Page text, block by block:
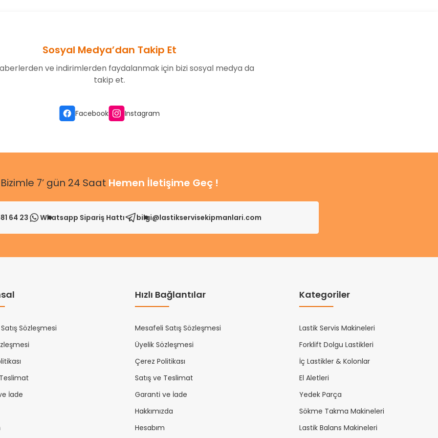
Gönder
Sosyal Medya’dan Takip Et
ve indirimlerden faydalanmak için bizi sosyal medya da
takip et.
Facebook Instagram
Bizimle 7’ gün 24 Saat Hemen İletişime Geç !
64 23 Whatsapp Sipariş Hattı bilgi@lastikservisekipmanlari.com
Sözleşmesi
İade
Hızlı Bağlantılar
Mesafeli Satış Sözleşmesi
Üyelik Sözleşmesi
Çerez Politikası
Satış ve Teslimat
Garanti ve İade
Hakkımızda
Hesabım
Kategoriler
Lastik Servis Makineleri
Forklift Dolgu Lastikleri
İç Lastikler & Kolonlar
El Aletleri
Yedek Parça
Sökme Takma Makineleri
Lastik Balans Makineleri